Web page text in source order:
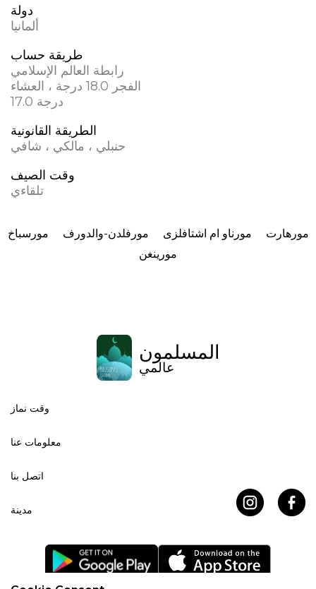
دولة
ألمانيا
طريقة حساب
رابطة العالم الإسلامي
الفجر 18.0 درجة ، العشاء
17.0 درجة
الطريقة القانونية
حنبلي ، مالكي ، شافي
وقت الصيف
تلقاءي
مورسباخ مورفلدن-والدورف مورناو ام اشتافلزی
مورهارت
مورينغن
المسلمون
عالمي
وقت نماز
معلومات عنا
اتصل بنا
مدينة